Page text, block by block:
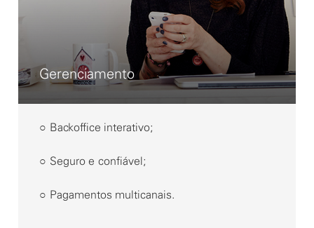
Gerenciamento
○ Backoffice interativo;
○ Seguro e confiável;
○ Pagamentos multicanais.